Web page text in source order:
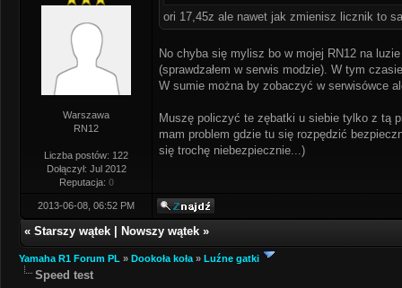
Warszawa
RN12
Liczba postów: 122
Dołączył: Jul 2012
Reputacja: 0
ori 17,45z ale nawet jak zmienisz licznik to
No chyba się mylisz bo w mojej RN12 na
(sprawdzałem w serwis modzie). W tym
W sumie można by zobaczyć w serwisówce
Muszę policzyć te zębatki u siebie tylko z tą
mam problem gdzie tu się rozpędzić
się trochę niebezpiecznie...)
2013-06-08, 06:52 PM
« Starszy wątek Nowszy wątek »
Yamaha R1 Forum PL » Dookoła koła » Luźne gatki
Speed test